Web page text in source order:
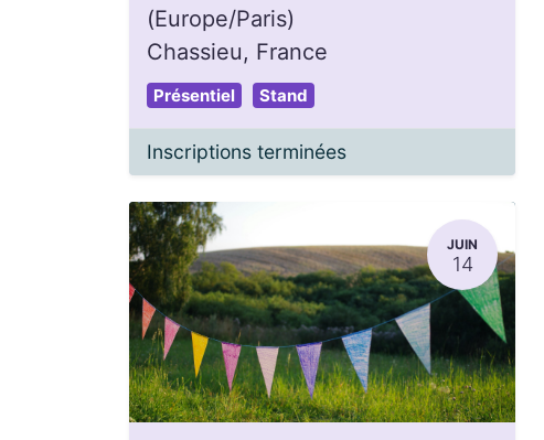
(Europe/Paris)
Chassieu, France
Présentiel Stand
Inscriptions terminées
JUIN
14